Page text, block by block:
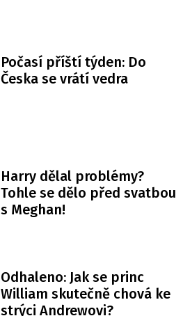
Počasí příští týden: Do
Česka se vrátí vedra
Harry dělal problémy?
Tohle se dělo před svatbou
s Meghan!
Odhaleno: Jak se princ
William skutečně chová ke
strýci Andrewovi?